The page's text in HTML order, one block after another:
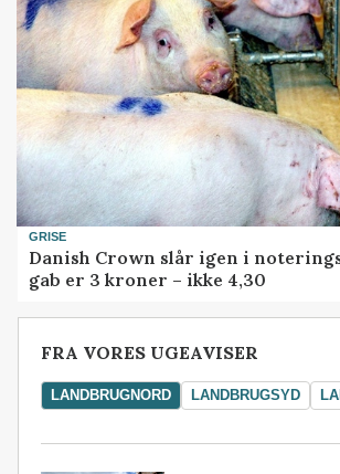
GRISE
Danish Crown slår igen i
gab er 3 kroner – ikke 4,30
FRA VORES UGEAVISER
LANDBRUGNORD LANDBRUGSYD